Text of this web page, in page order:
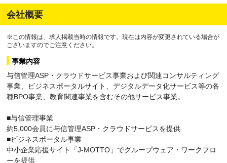
会社概要
※この情報は、求人掲載当時の情報です。現在は内容が変更されている場合が
ございますのでご注意ください。
事業内容
与信管理ASP・クラウドサービス事業および関連コンサルティング
事業、ビジネスポータルサイト、デジタルデータ化サービス等の各
種BPO事業、教育関連事業を含むその他サービス事業。
■与信管理事業
約5,000会員に与信管理ASP・クラウドサービスを提供
■ビジネスポータル事業
中小企業応援サイト「J-MOTTO」でグループウェア・ワークフロ
ーを提供